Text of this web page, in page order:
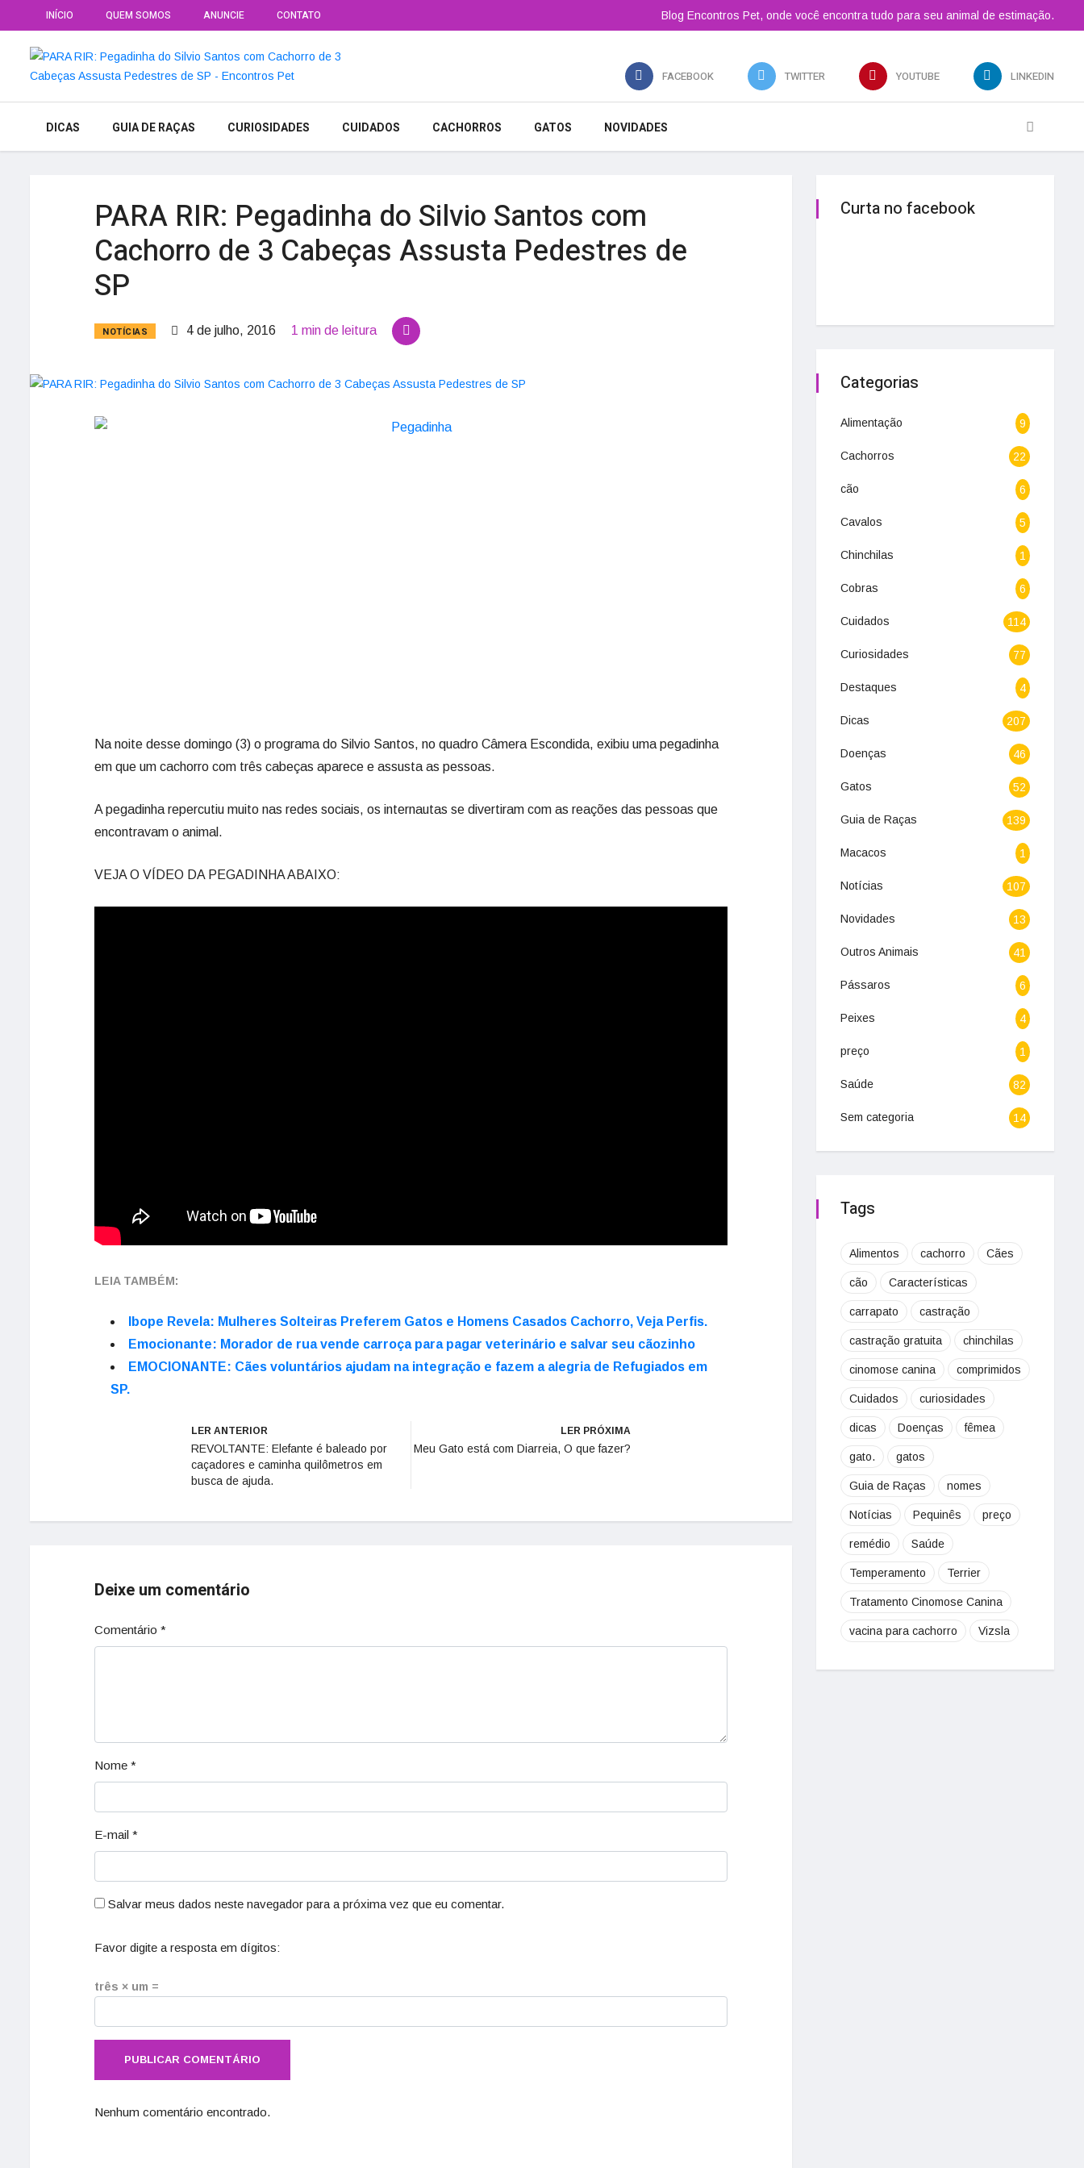
INÍCIO QUEM SOMOS ANUNCIE CONTATO Blog Encontros Pet, onde você encontra tudo para seu animal de estimação.
FACEBOOK TWITTER YOUTUBE LINKEDIN
DICAS GUIA DE RAÇAS CURIOSIDADES CUIDADOS CACHORROS GATOS NOVIDADES
PARA RIR: Pegadinha do Silvio Santos com
Cachorro de 3 Cabeças Assusta Pedestres de
SP
NOTÍCIAS 4 de julho, 2016 1 min de leitura
Na noite desse domingo (3) o programa do Silvio Santos, no quadro Câmera Escondida, exibiu uma pegadinha
em que um cachorro com três cabeças aparece e assusta as pessoas.
A pegadinha repercutiu muito nas redes sociais, os internautas se divertiram com as reações das pessoas que
encontravam o animal.
VEJA O VÍDEO DA PEGADINHA ABAIXO:
LEIA TAMBÉM:
Ibope Revela: Mulheres Solteiras Preferem Gatos e Homens Casados Cachorro, Veja Perfis.
Emocionante: Morador de rua vende carroça para pagar veterinário e salvar seu cãozinho
EMOCIONANTE: Cães voluntários ajudam na integração e fazem a alegria de Refugiados em
SP.
LER ANTERIOR
REVOLTANTE: Elefante é baleado por
caçadores e caminha quilômetros em
busca de ajuda.
LER PRÓXIMA
Meu Gato está com Diarreia, O que fazer?
Deixe um comentário
Comentário *
Nome *
E-mail *
Salvar meus dados neste navegador para a próxima vez que eu comentar.
Favor digite a resposta em dígitos:
três × um =
Nenhum comentário encontrado.
Curta no facebook
Categorias
Alimentação 9
Cachorros 22
cão 6
Cavalos 5
Chinchilas 1
Cobras 6
Cuidados 114
Curiosidades 77
Destaques 4
Dicas 207
Doenças 46
Gatos 52
Guia de Raças 139
Macacos 1
Notícias 107
Novidades 13
Outros Animais 41
Pássaros 6
Peixes 4
preço 1
Saúde 82
Sem categoria 14
Tags
Alimentos cachorro Cães
cão Características
carrapato castração
castração gratuita chinchilas
cinomose canina comprimidos
Cuidados curiosidades
dicas Doenças fêmea
gato. gatos
Guia de Raças nomes
Notícias Pequinês preço
remédio Saúde
Temperamento Terrier
Tratamento Cinomose Canina
vacina para cachorro Vizsla